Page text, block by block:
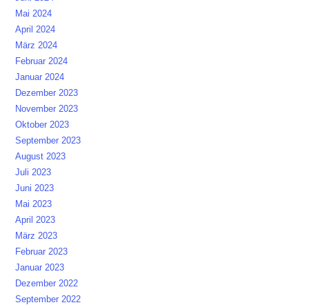
Mai 2024
April 2024
März 2024
Februar 2024
Januar 2024
Dezember 2023
November 2023
Oktober 2023
September 2023
August 2023
Juli 2023
Juni 2023
Mai 2023
April 2023
März 2023
Februar 2023
Januar 2023
Dezember 2022
September 2022